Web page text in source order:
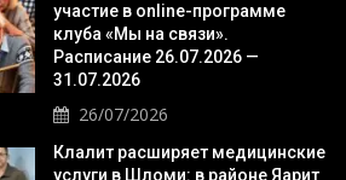
участие в online-программе
клуба «Мы на связи».
Расписание 26.07.2026 —
31.07.2026
26/07/2026
Клалит расширяет медицинские
услуги в Шломи: в районе Яарит